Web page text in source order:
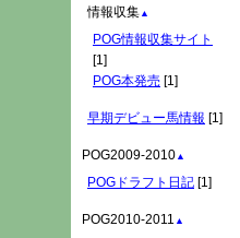
情報収集 ▲
POG情報収集サイト
[1]
POG本発売 [1]
早期デビュー馬情報 [1]
POG2009-2010 ▲
POGドラフト日記 [1]
POG2010-2011 ▲